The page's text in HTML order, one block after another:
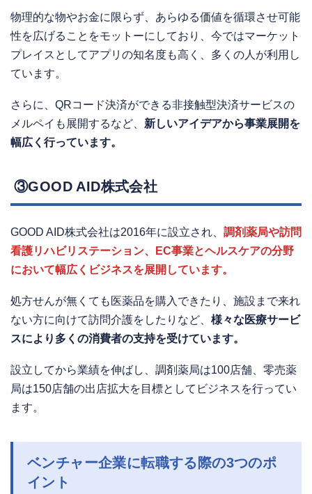
物理的な物やお金に限らず、あらゆる価値を循環させ可能
性を広げることをモットーにしており、今ではマーケット
プレイスとしてアプリの知名度も高く、多くの人が利用し
ています。
さらに、QRコード決済ができる非接触型決済サービスの
メルペイも展開するなど、 新しいアイデアから事業展開を
幅広く行っています。
③GOOD AID株式会社
GOOD AID株式会社は2016年に設立され、 調剤薬局や訪問
看護リハビリステーション、EC事業とヘルスケアの分野
において幅広くビジネスを展開しています。
処方せんが無くても医薬品を購入できたり、施設まで来れ
ない方に向けて訪問介護をしたりなど、 様々な医療サービ
スにより多くの消費者の支持を受けています。
設立してから業績を伸ばし、調剤薬局は100店舗、零売薬
局は150店舗の出店拡大を目標としてビジネスを行ってい
ます。
ベンチャー企業に転職する際の3つのポ
イント